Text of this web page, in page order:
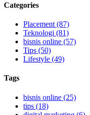
Categories
Placement (87)
Teknologi (81)
bisnis online (57)
Tips (50)
Lifestyle (49)
Tags
bisnis online (25)
tips (18)